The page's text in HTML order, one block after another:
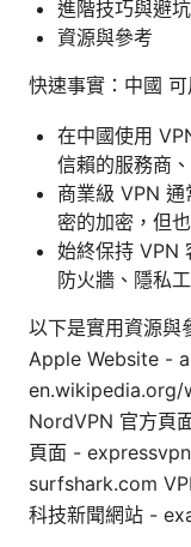
進階技巧與避
資源與參考
快速事實：中國
在中國使用
信賴的服務商
商業級 VPN
密的加密，但
始終保持 VPN
防火牆、隱私
以下是實用資源與
Apple Website -
NordVPN 官方頁
頁面 -
surfshark.com
科技新聞網站 -